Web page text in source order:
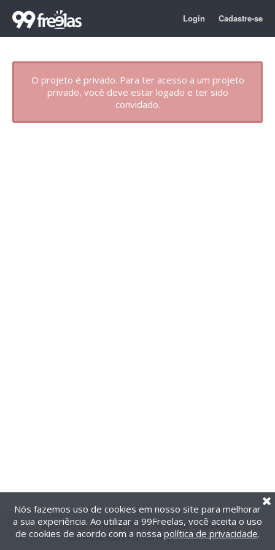
Login Cadastre-se
O projeto é privado. Para ter acesso a um projeto
privado, você deve estar logado e ter sido
convidado.
@2014-2026 99Freelas. Todos os direitos reservados.
Termos de uso| Política de privacidade
Nós fazemos uso de cookies em nosso site para melhorar
a sua experiência. Ao utilizar a 99Freelas, você aceita o uso
de cookies de acordo com a nossa política de privacidade.